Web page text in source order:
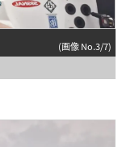
(画像 No.3/7)